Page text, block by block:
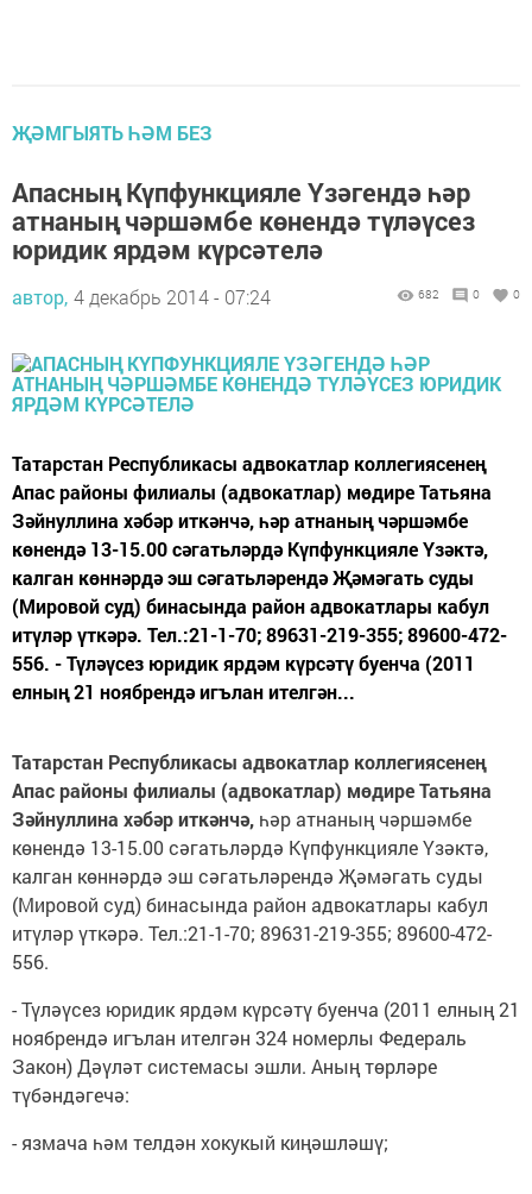
ҖӘМГЫЯТЬ ҺӘМ БЕЗ
Апасның Күпфункцияле Үзәгендә һәр
атнаның чәршәмбе көнендә түләүсез
юридик ярдәм күрсәтелә
автор, 4 декабрь 2014 - 07:24 682 0 0
Татарстан Республикасы адвокатлар коллегиясенең
Апас районы филиалы (адвокатлар) мөдире Татьяна
Зәйнуллина хәбәр иткәнчә, һәр атнаның чәршәмбе
көнендә 13-15.00 сәгатьләрдә Күпфункцияле Үзәктә,
калган көннәрдә эш сәгатьләрендә Җәмәгать суды
(Мировой суд) бинасында район адвокатлары кабул
итүләр үткәрә. Тел.:21-1-70; 89631-219-355; 89600-472-
556. - Түләүсез юридик ярдәм күрсәтү буенча (2011
елның 21 ноябрендә игълан ителгән...
Татарстан Республикасы адвокатлар коллегиясенең
Апас районы филиалы (адвокатлар) мөдире Татьяна
Зәйнуллина хәбәр иткәнчә, һәр атнаның чәршәмбе
көнендә 13-15.00 сәгатьләрдә Күпфункцияле Үзәктә,
калган көннәрдә эш сәгатьләрендә Җәмәгать суды
(Мировой суд) бинасында район адвокатлары кабул
итүләр үткәрә. Тел.:21-1-70; 89631-219-355; 89600-472-
556.
- Түләүсез юридик ярдәм күрсәтү буенча (2011 елның 21
ноябрендә игълан ителгән 324 номерлы Федераль
Закон) Дәүләт системасы эшли. Аның төрләре
түбәндәгечә:
- язмача һәм телдән хокукый киңәшләшү;